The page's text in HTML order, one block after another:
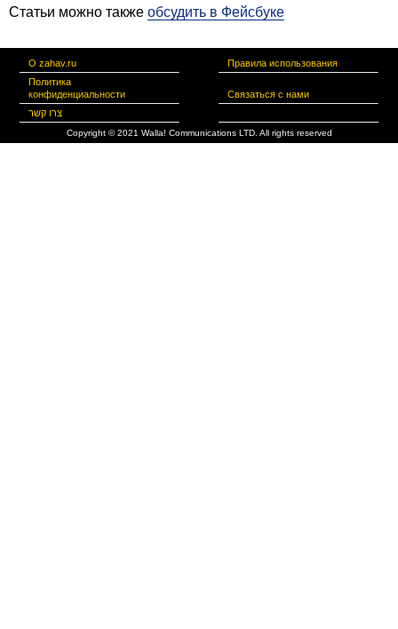
Статьи можно также обсудить в Фейсбуке
О zahav.ru
Правила использования
Политика
конфиденциальности
Связаться с нами
צרו קשר
Copyright © 2021 Walla! Communications LTD. All rights reserved